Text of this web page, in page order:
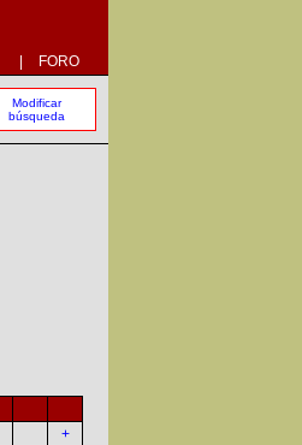
FORO
Modificar
búsqueda
+